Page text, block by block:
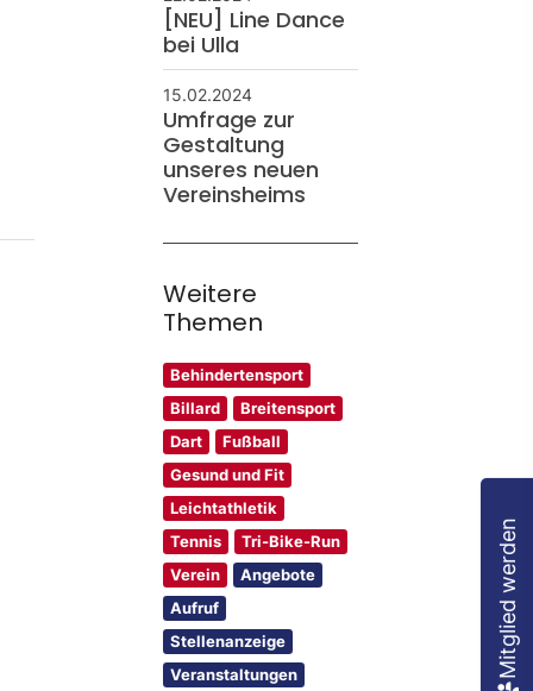
[NEU] Line Dance
bei Ulla
15.02.2024
Umfrage zur
Gestaltung
unseres neuen
Vereinsheims
Weitere
Themen
Behindertensport
Billard
Breitensport
Dart
Fußball
Gesund und Fit
Leichtathletik
Tennis
Tri-Bike-Run
Verein
Angebote
Aufruf
Stellenanzeige
Veranstaltungen
Mitglied werden